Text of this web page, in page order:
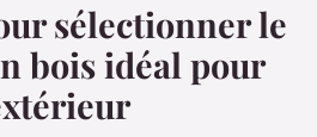
sélectionner le
bois idéal pour